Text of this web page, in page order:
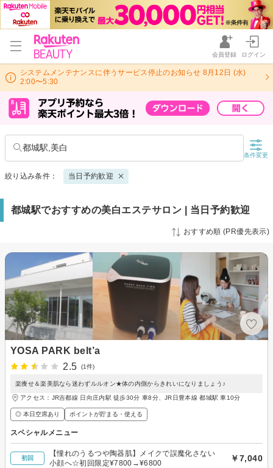
会員登録 ログイン
システムメンテナンスに伴うサービス停止のお知らせ 8月12日 (水)
2:00〜5:30
都城駅,美白
条件変更
絞り込み条件： 当日予約歓迎
都城駅でおすすめの美白エステサロン | 当日予約歓迎
おすすめ順 (PR優先表示)
YOSA PARK belt’a
2.5
(1件)
楽痩せ＆楽美肌なら迷わずルルオン★体の内側からきれいになりましょう♪
アクセス：JR吉都線 日向庄内駅 徒歩30分 車8分、JR日豊本線 都城駅 車10分
◎ 本日空席あり ポイントが貯まる・使える
スペシャルメニュー
初回
【憧れのうるつや陶器肌】メイクで誤魔化さない
小顔へ☆初回限定¥7800→¥6800
￥7,040